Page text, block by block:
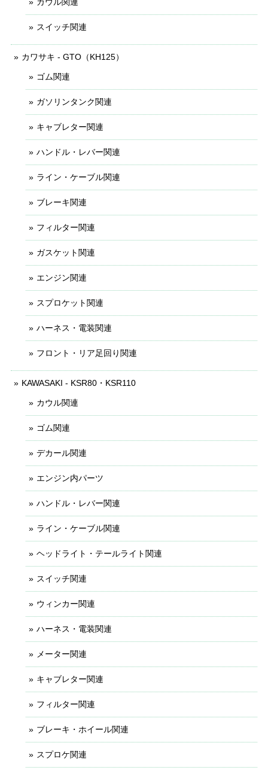
カウル関連
スイッチ関連
カワサキ - GTO（KH125）
ゴム関連
ガソリンタンク関連
キャブレター関連
ハンドル・レバー関連
ライン・ケーブル関連
ブレーキ関連
フィルター関連
ガスケット関連
エンジン関連
スプロケット関連
ハーネス・電装関連
フロント・リア足回り関連
KAWASAKI - KSR80・KSR110
カウル関連
ゴム関連
デカール関連
エンジン内パーツ
ハンドル・レバー関連
ライン・ケーブル関連
ヘッドライト・テールライト関連
スイッチ関連
ウィンカー関連
ハーネス・電装関連
メーター関連
キャブレター関連
フィルター関連
ブレーキ・ホイール関連
スプロケ関連